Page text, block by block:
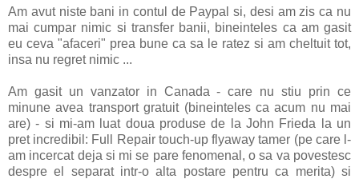
Am avut niste bani in contul de Paypal si, desi am zis ca nu
mai cumpar nimic si transfer banii, bineinteles ca am gasit
eu ceva "afaceri" prea bune ca sa le ratez si am cheltuit tot,
insa nu regret nimic ...
Am gasit un vanzator in Canada - care nu stiu prin ce
minune avea transport gratuit (bineinteles ca acum nu mai
are) - si mi-am luat doua produse de la John Frieda la un
pret incredibil: Full Repair touch-up flyaway tamer (pe care l-
am incercat deja si mi se pare fenomenal, o sa va povestesc
despre el separat intr-o alta postare pentru ca merita) si